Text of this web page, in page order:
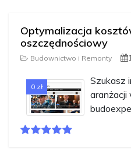
Optymalizacja
oszczędnościowy
Budownictwo i Remonty
0 zł
Szukasz
aranżacji